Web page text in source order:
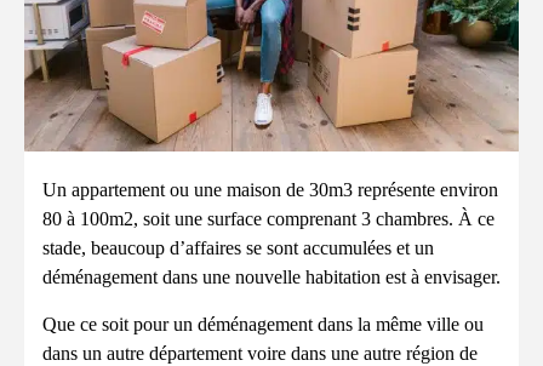
Un appartement ou une maison de 30m3 représente environ
80 à 100m2, soit une surface comprenant 3 chambres. À ce
stade, beaucoup d’affaires se sont accumulées et un
déménagement dans une nouvelle habitation est à envisager.
Que ce soit pour un déménagement dans la même ville ou
dans un autre département voire dans une autre région de